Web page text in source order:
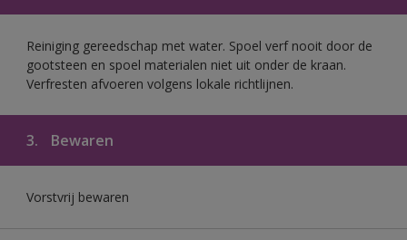
Reiniging gereedschap met water. Spoel verf nooit door de
gootsteen en spoel materialen niet uit onder de kraan.
Verfresten afvoeren volgens lokale richtlijnen.
3. Bewaren
Vorstvrij bewaren